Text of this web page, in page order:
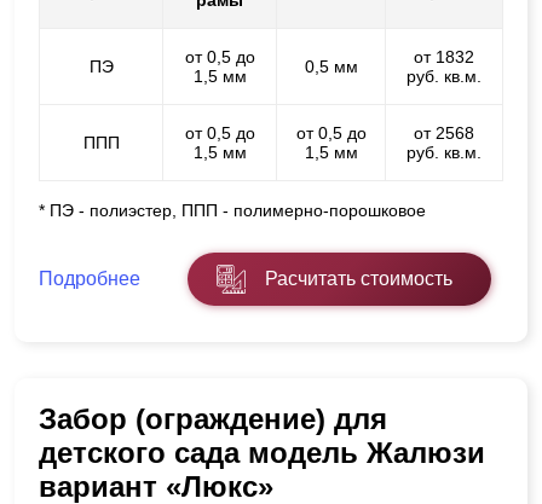
ПЭ
от 0,5 до
1,5 мм
0,5 мм
от 1832
руб. кв.м.
ППП
от 0,5 до
1,5 мм
от 0,5 до
1,5 мм
от 2568
руб. кв.м.
* ПЭ - полиэстер, ППП - полимерно-порошковое
Подробнее Расчитать стоимость
Забор (ограждение) для
детского сада модель Жалюзи
вариант «Люкс»